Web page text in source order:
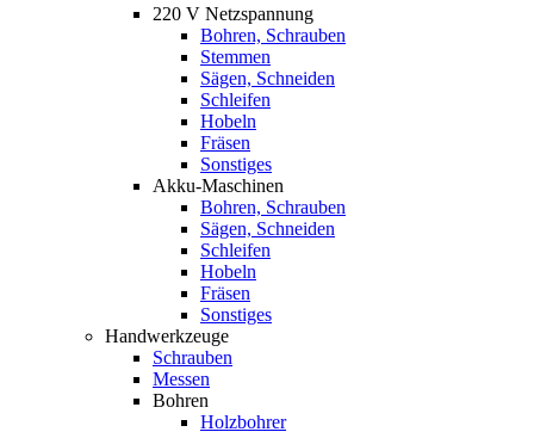
220 V Netzspannung
Bohren, Schrauben
Stemmen
Sägen, Schneiden
Schleifen
Hobeln
Fräsen
Sonstiges
Akku-Maschinen
Bohren, Schrauben
Sägen, Schneiden
Schleifen
Hobeln
Fräsen
Sonstiges
Handwerkzeuge
Schrauben
Messen
Bohren
Holzbohrer